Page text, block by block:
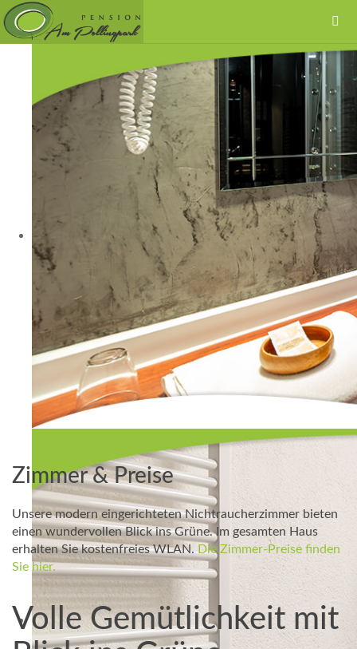
Zimmer & Preise
Unsere modern eingerichteten Nichtraucherzimmer bieten
einen wundervollen Blick ins Grüne. Im gesamten Haus
erhalten Sie kostenfreies WLAN.Die Zimmer-Preise finden
Sie hier.
Volle Gemütlichkeit mit